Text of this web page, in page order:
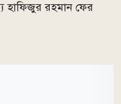
হাফিজুর রহমান ফের